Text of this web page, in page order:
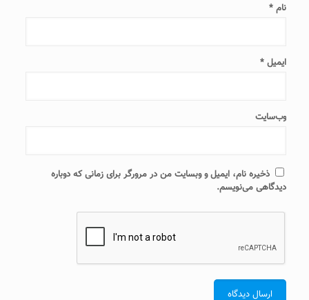
نام *
ایمیل *
وب‌سایت
ذخیره نام، ایمیل و وبسایت من در مرورگر برای زمانی که دوباره
دیدگاهی می‌نویسم.